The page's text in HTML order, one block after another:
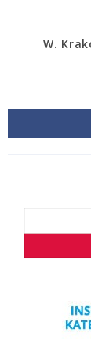
W.